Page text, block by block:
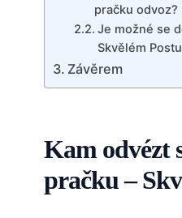
pračku odvoz?
Je možné se
Skvělém
Závěrem
Kam odvézt
pračku –